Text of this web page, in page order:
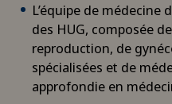
L’équipe de médecine
des HUG, composée
reproduction, de
spécialisées et de
approfondie en